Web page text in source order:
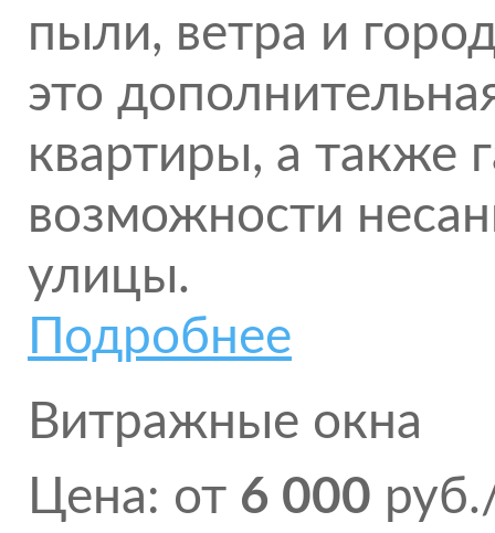
пыли, ветра и
это
квартиры, а также
возможности
улицы.
Подробнее
Витражные окна
Цена: от 6 000